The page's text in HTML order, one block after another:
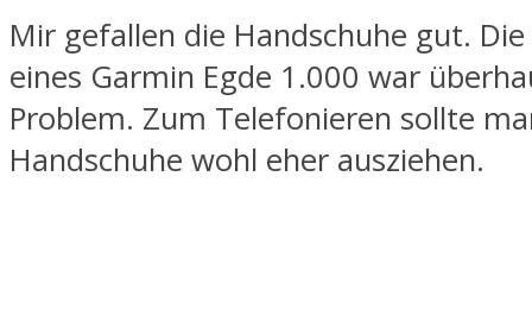
Mir gefallen die Handschuhe gut.
eines Garmin Egde 1.000 war
Problem. Zum Telefonieren sollte
Handschuhe wohl eher ausziehen.